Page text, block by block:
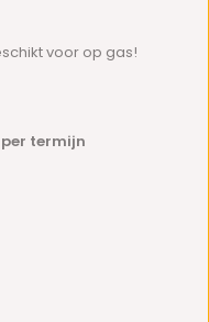
voor op gas!
per termijn